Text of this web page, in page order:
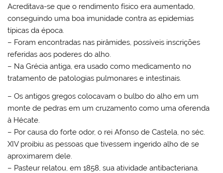
Acreditava-se que o rendimento físico era aumentado,
conseguindo uma boa imunidade contra as epidemias
típicas da época.
– Foram encontradas nas pirâmides, possíveis inscrições
referidas aos poderes do alho.
– Na Grécia antiga, era usado como medicamento no
tratamento de patologias pulmonares e intestinais.
– Os antigos gregos colocavam o bulbo do alho em um
monte de pedras em um cruzamento como uma oferenda
à Hécate.
– Por causa do forte odor, o rei Afonso de Castela, no séc.
XIV proibiu as pessoas que tivessem ingerido alho de se
aproximarem dele.
– Pasteur relatou, em 1858, sua atividade antibacteriana.